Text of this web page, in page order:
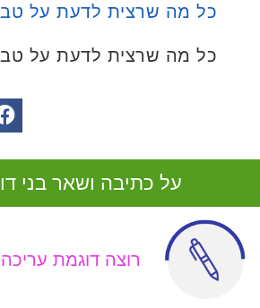
כל מה שרצית לדעת על
כל מה שרצית לדעת על
על כתיבה ושאר בני
רוצה דוגמת עריכה